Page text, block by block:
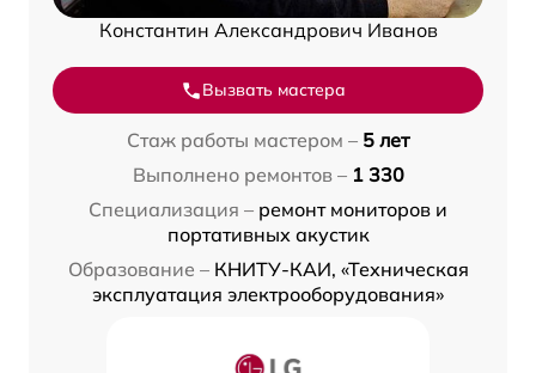
Константин Александрович Иванов
Вызвать мастера
Стаж работы мастером – 5 лет
Выполнено ремонтов – 1 330
Специализация – ремонт мониторов и
портативных акустик
Образование – КНИТУ-КАИ, «Техническая
эксплуатация электрооборудования»